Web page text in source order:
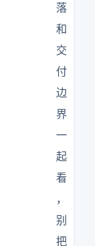
落
和
交
付
边
界
一
起
看
，
别
把